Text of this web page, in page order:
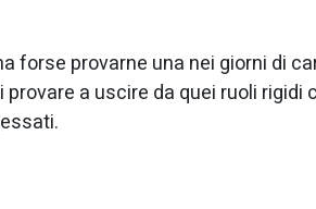
forse provarne una nei giorni di
a uscire da quei ruoli rigidi